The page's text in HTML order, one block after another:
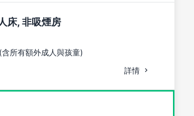
床, 非吸煙房
所有額外成人與孩童)
詳情